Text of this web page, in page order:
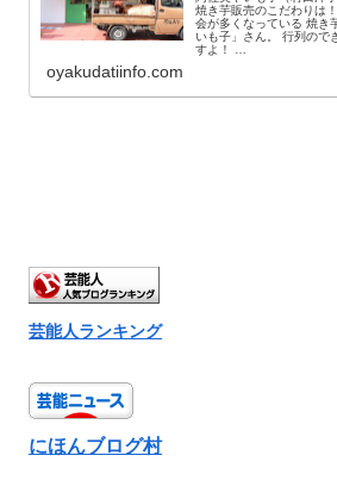
焼き芋販売のこだわりは
会が多くなっている 焼き
いも子」さん。 行列ので
すよ！ …
oyakudatiinfo.com
芸能人ランキング
にほんブログ村